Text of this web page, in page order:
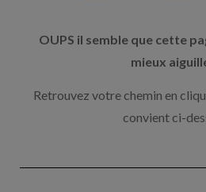
OUPS il semble que cette
mieux
Retrouvez votre chemin en
convient ci-